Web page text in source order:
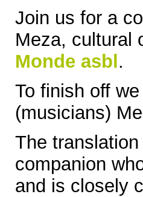
Join us for a
Meza, cultural
Monde asbl .
To finish off
(musicians)
The
companion
and is closely